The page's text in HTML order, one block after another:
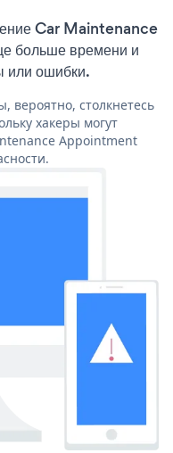
Car Maintenance
больше времени и
или ошибки.
вероятно, столкнетесь
хакеры могут
Appointment